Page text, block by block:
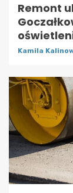
Remont
Kamila